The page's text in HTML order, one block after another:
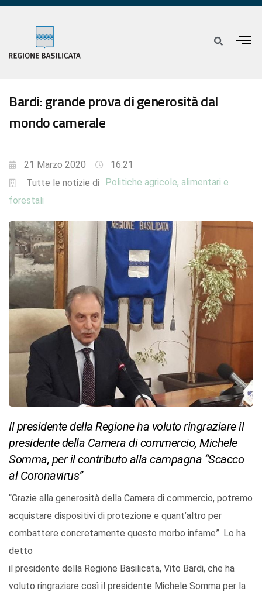
Bardi: grande prova di generosità dal
mondo camerale
21 Marzo 2020
16:21
Tutte le notizie di
Politiche agricole, alimentari e
forestali
Il presidente della Regione ha voluto ringraziare il
presidente della Camera di commercio, Michele
Somma, per il contributo alla campagna “Scacco
al Coronavirus”
“Grazie alla generosità della Camera di commercio, potremo
acquistare dispositivi di protezione e quant’altro per
combattere concretamente questo morbo infame”. Lo ha
detto
il presidente della Regione Basilicata, Vito Bardi, che ha
voluto ringraziare così il presidente Michele Somma per la